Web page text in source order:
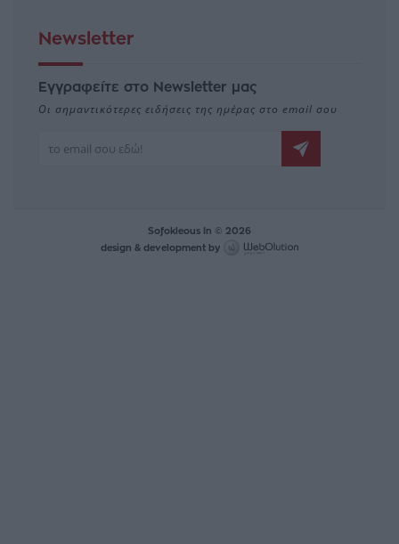
Newsletter
Εγγραφείτε στο Newsletter μας
Οι σημαντικότερες ειδήσεις της ημέρας στο email σου
Sofokleous In © 2026
design & development by